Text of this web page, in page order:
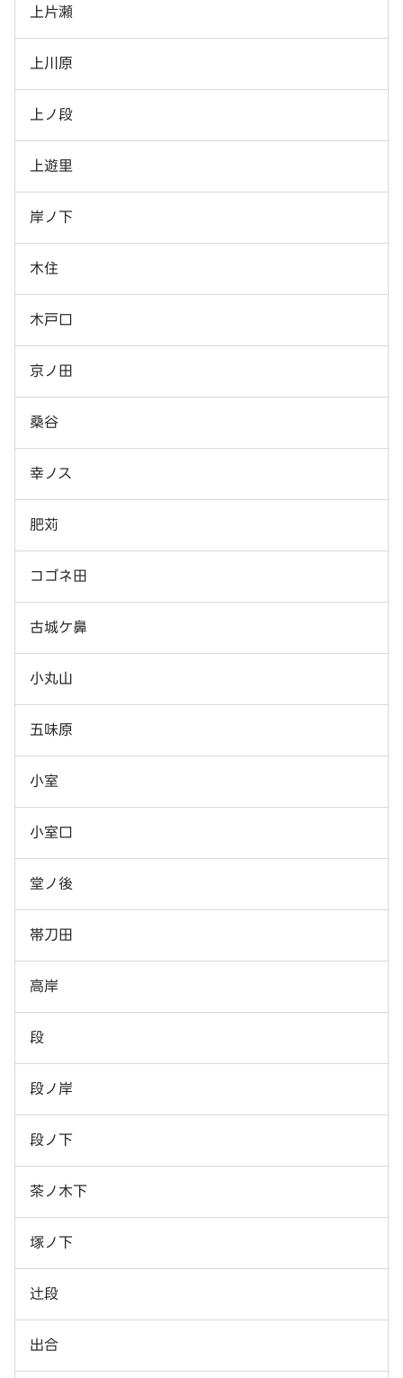
上片瀬
上川原
上ノ段
上遊里
岸ノ下
木住
木戸口
京ノ田
桑谷
幸ノス
肥苅
コゴネ田
古城ケ鼻
小丸山
五味原
小室
小室口
堂ノ後
帯刀田
高岸
段
段ノ岸
段ノ下
茶ノ木下
塚ノ下
辻段
出合